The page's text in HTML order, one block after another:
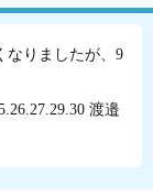
なりましたが、9
渡邉